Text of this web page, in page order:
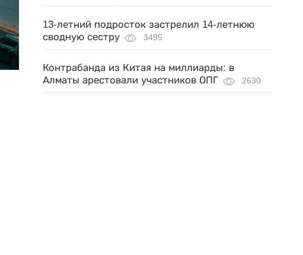
13-летний подросток застрелил 14-летнюю
сводную сестру
3495
Контрабанда из Китая на миллиарды: в
Алматы арестовали участников ОПГ
2630